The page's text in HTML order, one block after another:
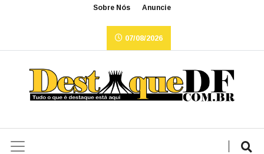
Sobre Nós Anuncie
07/08/2026